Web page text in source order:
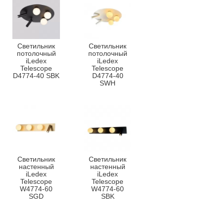
Светильник
потолочный
iLedex
Telescope
D4774-40 SBK
Светильник
потолочный
iLedex
Telescope
D4774-40
SWH
Светильник
настенный
iLedex
Telescope
W4774-60
SGD
Светильник
настенный
iLedex
Telescope
W4774-60
SBK